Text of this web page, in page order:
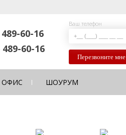
489-60-16
489-60-16
Ваш телефон
Перезвоните мне
ОФИС ШОУРУМ